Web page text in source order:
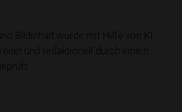
Bildinhalt wurde mit Hilfe von KI
und redaktionell durch eine:n